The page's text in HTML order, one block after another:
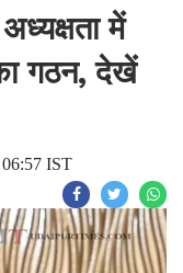
में
गठन, देखें
IST